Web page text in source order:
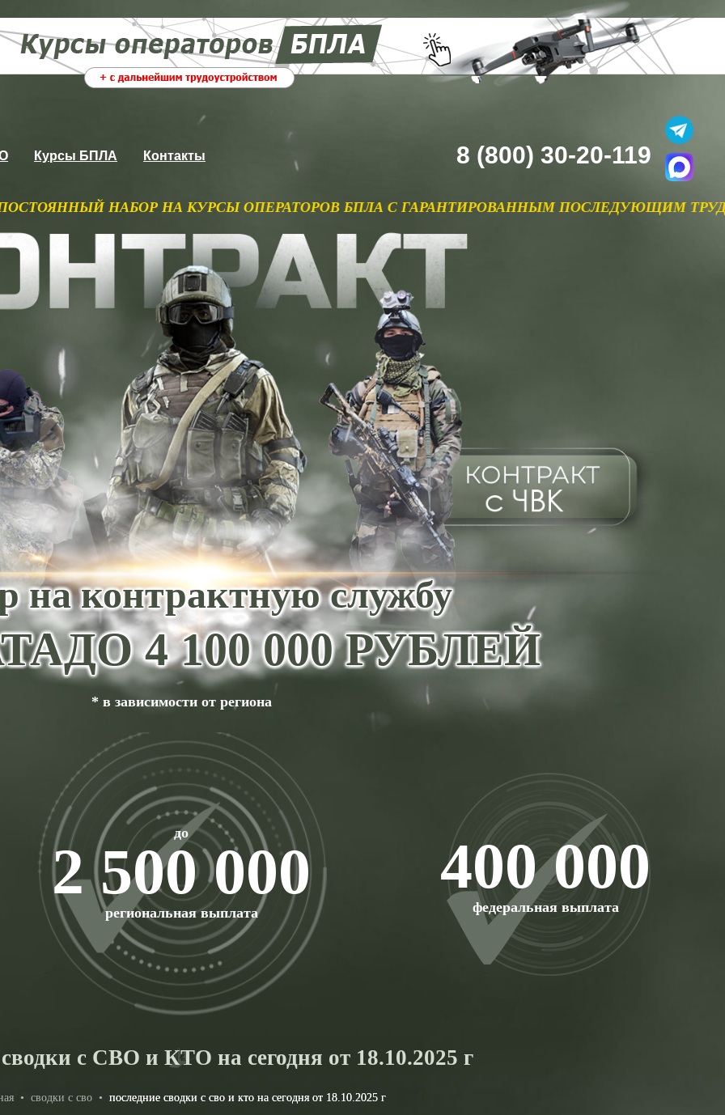
Курсы БПЛА Контакты 8 (800) 30-20-119
НА КУРСЫ ОПЕРАТОРОВ БПЛА С ГАРАНТИРОВАННЫМ ПОСЛЕДУЮЩИМ ТРУДОУСТРОЙСТВОМ В
на контрактную службу
ДО 4 100 000 РУБЛЕЙ
* в зависимости от региона
до
2 500 000
региональная выплата
400 000
федеральная выплата
с СВО и КТО на сегодня от 18.10.2025 г
• сводки с сво • последние сводки с сво и кто на сегодня от 18.10.2025 г